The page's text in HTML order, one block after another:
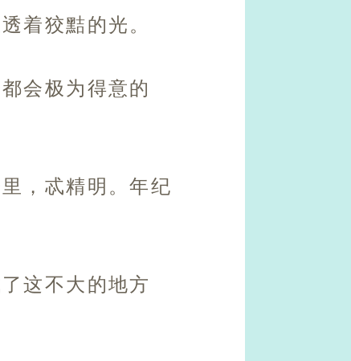
着狡黠的光。
会极为得意的
，忒精明。年纪
这不大的地方